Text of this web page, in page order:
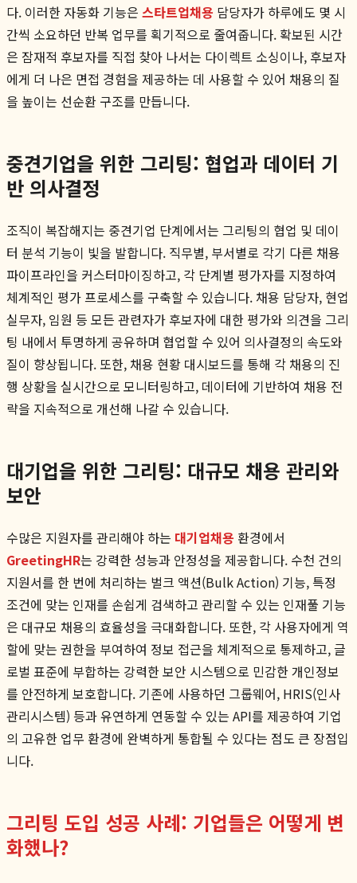
다. 이러한 자동화 기능은 스타트업채용 담당자가 하루에도 몇 시
간씩 소요하던 반복 업무를 획기적으로 줄여줍니다. 확보된 시간
은 잠재적 후보자를 직접 찾아 나서는 다이렉트 소싱이나, 후보자
에게 더 나은 면접 경험을 제공하는 데 사용할 수 있어 채용의 질
을 높이는 선순환 구조를 만듭니다.
중견기업을 위한 그리팅: 협업과 데이터 기
반 의사결정
조직이 복잡해지는 중견기업 단계에서는 그리팅의 협업 및 데이
터 분석 기능이 빛을 발합니다. 직무별, 부서별로 각기 다른 채용
파이프라인을 커스터마이징하고, 각 단계별 평가자를 지정하여
체계적인 평가 프로세스를 구축할 수 있습니다. 채용 담당자, 현업
실무자, 임원 등 모든 관련자가 후보자에 대한 평가와 의견을 그리
팅 내에서 투명하게 공유하며 협업할 수 있어 의사결정의 속도와
질이 향상됩니다. 또한, 채용 현황 대시보드를 통해 각 채용의 진
행 상황을 실시간으로 모니터링하고, 데이터에 기반하여 채용 전
략을 지속적으로 개선해 나갈 수 있습니다.
대기업을 위한 그리팅: 대규모 채용 관리와
보안
수많은 지원자를 관리해야 하는 대기업채용 환경에서
GreetingHR는 강력한 성능과 안정성을 제공합니다. 수천 건의
지원서를 한 번에 처리하는 벌크 액션(Bulk Action) 기능, 특정
조건에 맞는 인재를 손쉽게 검색하고 관리할 수 있는 인재풀 기능
은 대규모 채용의 효율성을 극대화합니다. 또한, 각 사용자에게 역
할에 맞는 권한을 부여하여 정보 접근을 체계적으로 통제하고, 글
로벌 표준에 부합하는 강력한 보안 시스템으로 민감한 개인정보
를 안전하게 보호합니다. 기존에 사용하던 그룹웨어, HRIS(인사
관리시스템) 등과 유연하게 연동할 수 있는 API를 제공하여 기업
의 고유한 업무 환경에 완벽하게 통합될 수 있다는 점도 큰 장점입
니다.
그리팅 도입 성공 사례: 기업들은 어떻게 변
화했나?